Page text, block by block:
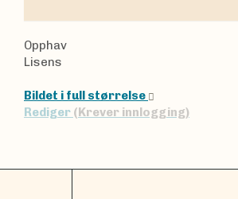
Opphav
Lisens
Bildet i full størrelse
Rediger (Krever innlogging)